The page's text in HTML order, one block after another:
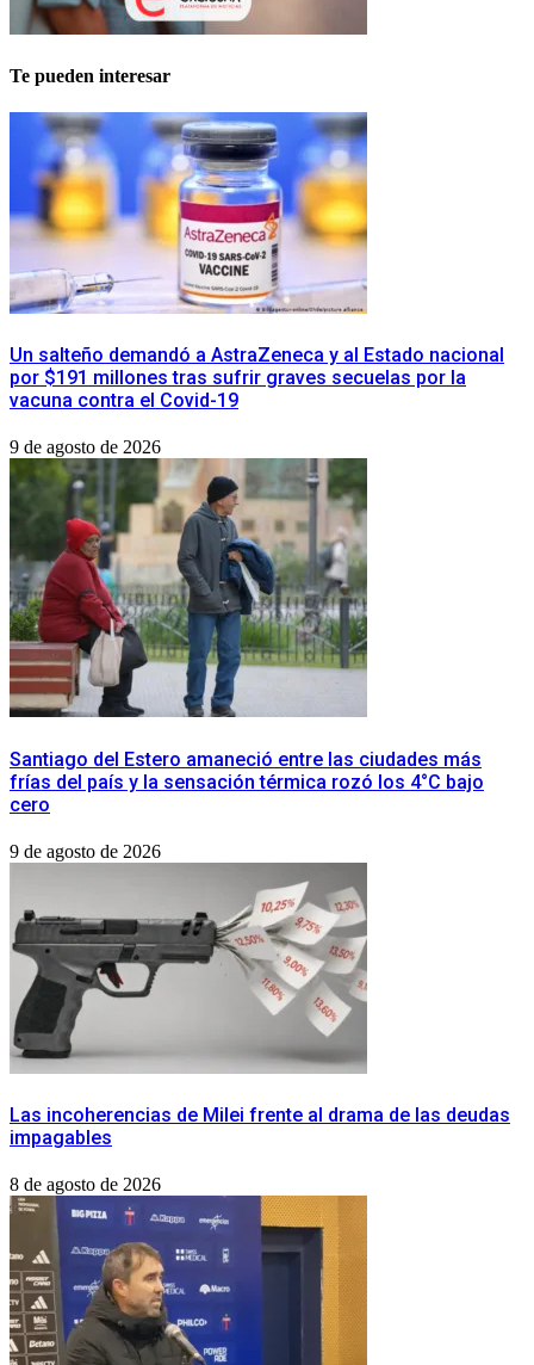
Te pueden interesar
​Un salteño demandó a AstraZeneca y al Estado nacional
por $191 millones tras sufrir graves secuelas por la
vacuna contra el Covid-19
9 de agosto de 2026
​Santiago del Estero amaneció entre las ciudades más
frías del país y la sensación térmica rozó los 4°C bajo
cero
9 de agosto de 2026
Las incoherencias de Milei frente al drama de las deudas
impagables
8 de agosto de 2026